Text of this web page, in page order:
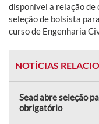
disponível a relação de
seleção de bolsista
curso de Engenharia
NOTÍCIAS
Sead abre seleção
obrigatório